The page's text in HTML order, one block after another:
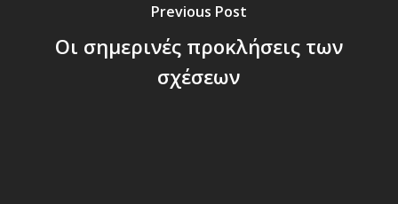
Previous Post
Οι σημερινές προκλήσεις των
σχέσεων